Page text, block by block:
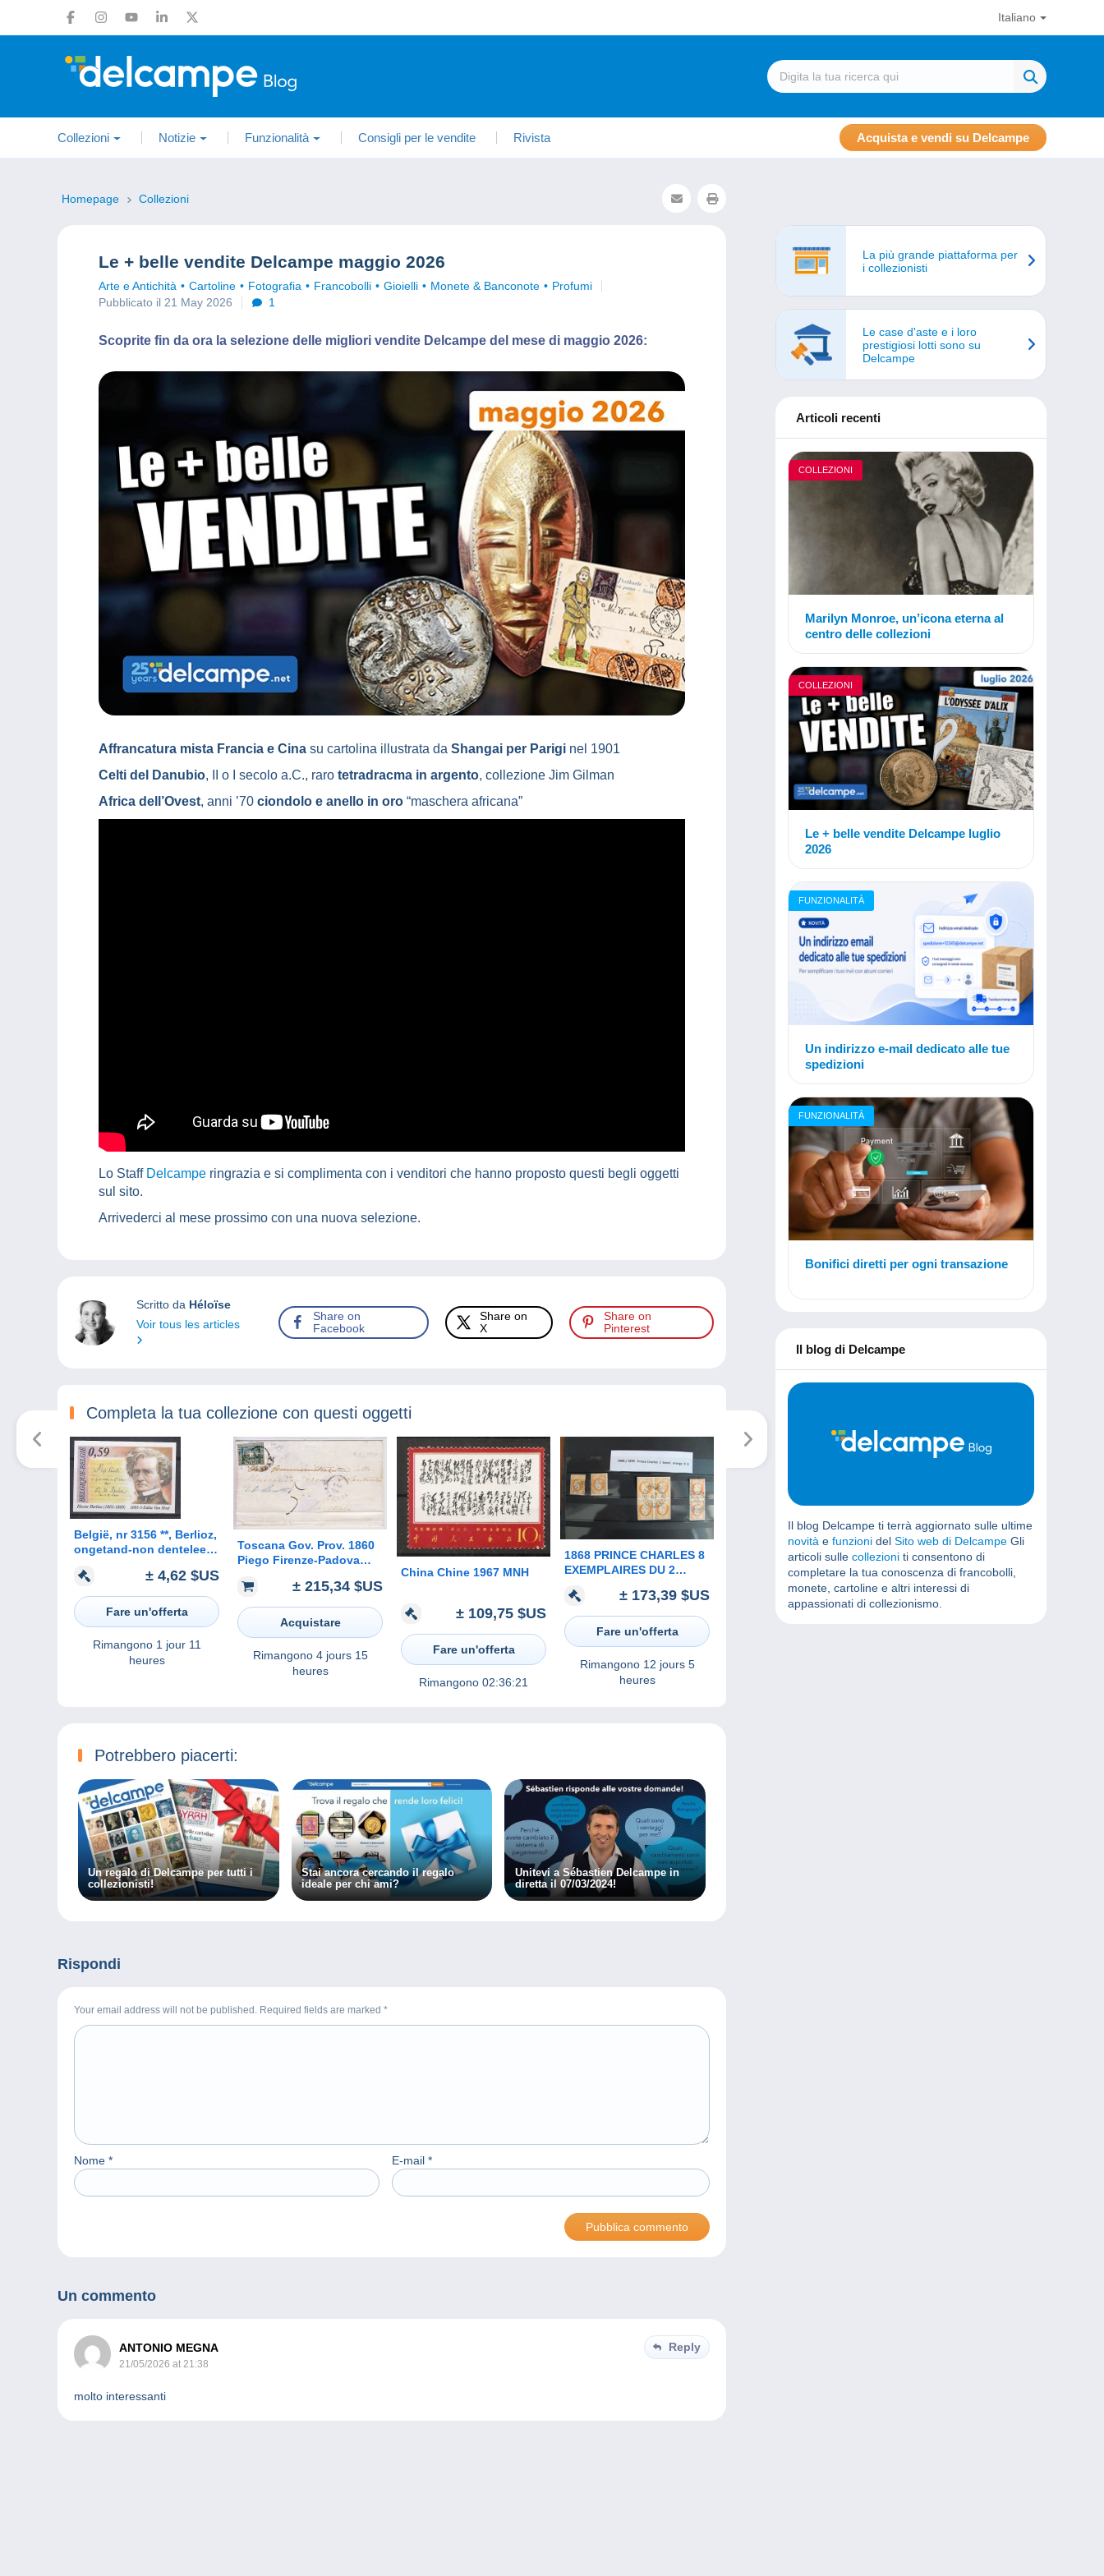
Italiano
Collezioni Notizie Funzionalità Consigli per le vendite Rivista Acquista e vendi su Delcampe
Homepage Collezioni
Le + belle vendite Delcampe maggio 2026
Arte e Antichità Cartoline Fotografia Francobolli Gioielli Monete & Banconote
Profumi
Pubblicato il 21 May 2026
1
Scoprite fin da ora la selezione delle migliori vendite Delcampe del mese di maggio 2026:
Affrancatura mista Francia e Cina su cartolina illustrata da Shangai per Parigi nel 1901
Celti del Danubio, II o I secolo a.C., raro tetradracma in argento, collezione Jim Gilman
Africa dell’Ovest, anni ’70 ciondolo e anello in oro “maschera africana”
Lo Staff Delcampe ringrazia e si complimenta con i venditori che hanno proposto questi begli oggetti
sul sito.
Arrivederci al mese prossimo con una nuova selezione.
Scritto da Héloïse
Voir tous les articles
Share on
Facebook
Share on
X
Share on
Pinterest
Completa la tua collezione con questi oggetti
België, nr 3156 **, Berlioz,
ongetand-non dentelee
± 4,62 $US
Fare un'offerta
Rimangono 1 jour 11
heures
Toscana Gov. Prov. 1860
Piego Firenze-Padova
grigio ben marginato.
Varietà. Sigle ADiena,
EDiena
± 215,34 $US
Acquistare
Rimangono 4 jours 15
heures
China Chine 1967 MNH
± 109,75 $US
Fare un'offerta
Rimangono 02:36:21
1868 PRINCE CHARLES 8
EXEMPLAIRES DU 2
BLOC DE 4 T UNE PAIRE
± 173,39 $US
Fare un'offerta
Rimangono 12 jours 5
heures
Potrebbero piacerti:
Un regalo di Delcampe per tutti i
collezionisti!
Stai ancora cercando il regalo
ideale per chi ami?
Unitevi a Sébastien Delcampe in
diretta il 07/03/2024!
Rispondi
Your email address will not be published. Required fields are marked *
Nome * E-mail *
Un commento
ANTONIO MEGNA
21/05/2026 at 21:38
Reply
molto interessanti
La più grande piattaforma per
i collezionisti
Le case d'aste e i loro
prestigiosi lotti sono su
Delcampe
Articoli recenti
COLLEZIONI
Marilyn Monroe, un’icona eterna al
centro delle collezioni
COLLEZIONI
Le + belle vendite Delcampe luglio
2026
FUNZIONALITÀ
Un indirizzo e-mail dedicato alle tue
spedizioni
FUNZIONALITÀ
Bonifici diretti per ogni transazione
Il blog di Delcampe
Il blog Delcampe ti terrà aggiornato sulle ultime
novità e funzioni del Sito web di Delcampe Gli
articoli sulle collezioni ti consentono di
completare la tua conoscenza di francobolli,
monete, cartoline e altri interessi di
appassionati di collezionismo.